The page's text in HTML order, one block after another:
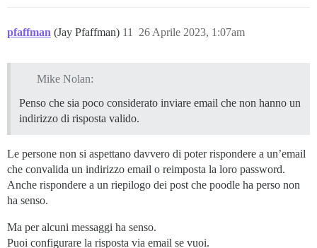
pfaffman (Jay Pfaffman) 26 Aprile 2023, 1:07am
11
Mike Nolan:
Penso che sia poco considerato inviare email che non hanno un
indirizzo di risposta valido.
Le persone non si aspettano davvero di poter rispondere a un’email
che convalida un indirizzo email o reimposta la loro password.
Anche rispondere a un riepilogo dei post che poodle ha perso non
ha senso.
Ma per alcuni messaggi ha senso.
Puoi configurare la risposta via email se vuoi.